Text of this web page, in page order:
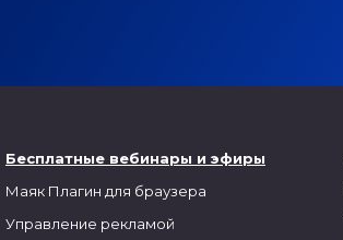
Бесплатные вебинары и эфиры
Маяк Плагин для браузера
Управление рекламой